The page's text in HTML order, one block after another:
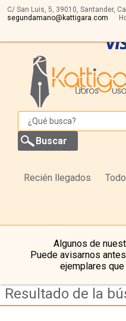
C/ San Luis, 5, 39010, Santander,
segundamano@kattigara.com
Recién llegados
Algunos de
Puede avisarnos
ejemplares